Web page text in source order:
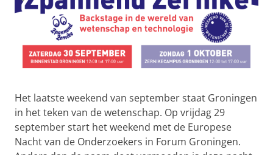
Het laatste weekend van september staat Groningen
in het teken van de wetenschap. Op vrijdag 29
september start het weekend met de Europese
Nacht van de Onderzoekers in Forum Groningen.